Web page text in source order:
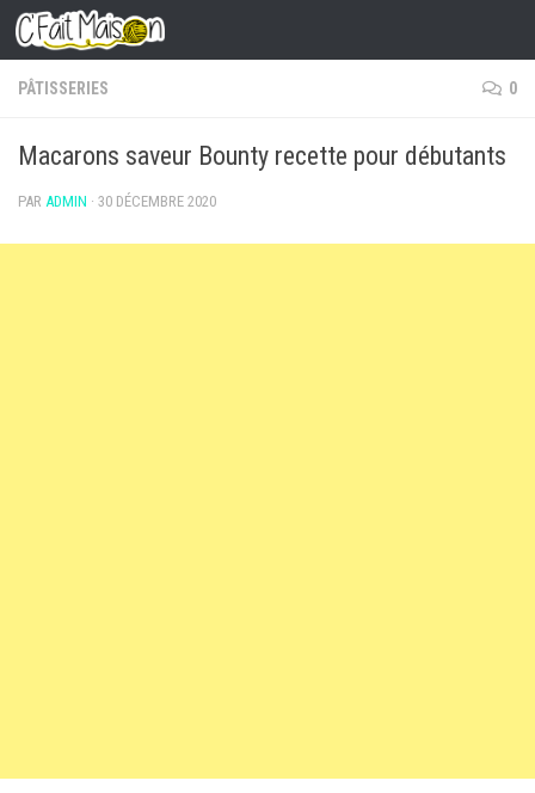
Skip to content
PÂTISSERIES 0
Macarons saveur Bounty recette pour débutants
PAR ADMIN · 30 DÉCEMBRE 2020